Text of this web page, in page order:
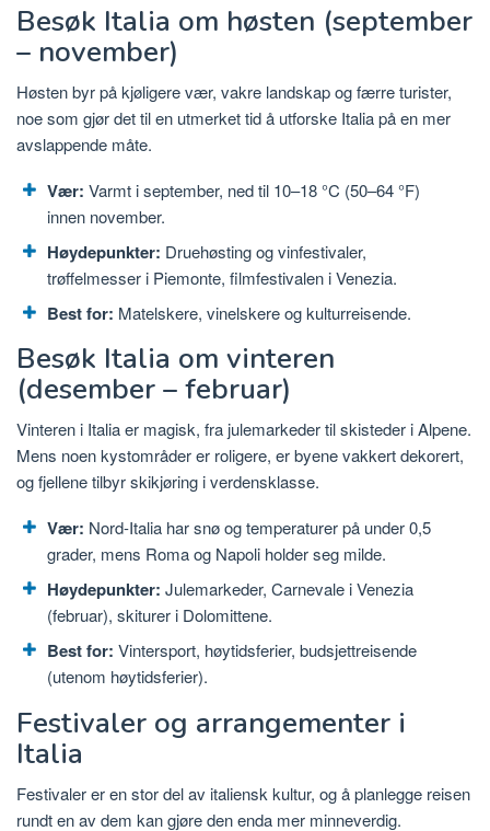
Besøk Italia om høsten (september
– november)
Høsten byr på kjøligere vær, vakre landskap og færre turister,
noe som gjør det til en utmerket tid å utforske Italia på en mer
avslappende måte.
Vær: Varmt i september, ned til 10–18 °C (50–64 °F)
innen november.
Høydepunkter: Druehøsting og vinfestivaler,
trøffelmesser i Piemonte, filmfestivalen i Venezia.
Best for: Matelskere, vinelskere og kulturreisende.
Besøk Italia om vinteren
(desember – februar)
Vinteren i Italia er magisk, fra julemarkeder til skisteder i Alpene.
Mens noen kystområder er roligere, er byene vakkert dekorert,
og fjellene tilbyr skikjøring i verdensklasse.
Vær: Nord-Italia har snø og temperaturer på under 0,5
grader, mens Roma og Napoli holder seg milde.
Høydepunkter: Julemarkeder, Carnevale i Venezia
(februar), skiturer i Dolomittene.
Best for: Vintersport, høytidsferier, budsjettreisende
(utenom høytidsferier).
Festivaler og arrangementer i
Italia
Festivaler er en stor del av italiensk kultur, og å planlegge reisen
rundt en av dem kan gjøre den enda mer minneverdig.